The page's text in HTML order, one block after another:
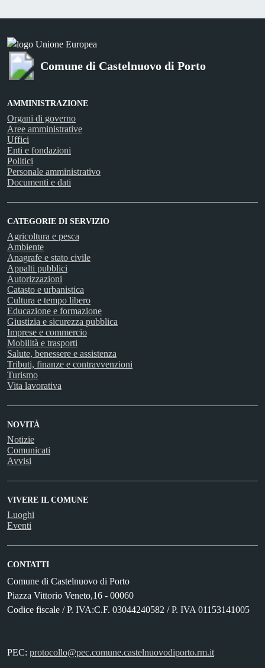
Comune di Castelnuovo di Porto
AMMINISTRAZIONE
Organi di governo
Aree amministrative
Uffici
Enti e fondazioni
Politici
Personale amministrativo
Documenti e dati
CATEGORIE DI SERVIZIO
Agricoltura e pesca
Ambiente
Anagrafe e stato civile
Appalti pubblici
Autorizzazioni
Catasto e urbanistica
Cultura e tempo libero
Educazione e formazione
Giustizia e sicurezza pubblica
Imprese e commercio
Mobilità e trasporti
Salute, benessere e assistenza
Tributi, finanze e contravvenzioni
Turismo
Vita lavorativa
NOVITÀ
Notizie
Comunicati
Avvisi
VIVERE IL COMUNE
Luoghi
Eventi
CONTATTI
Comune di Castelnuovo di Porto
Piazza Vittorio Veneto,16 - 00060
Codice fiscale / P. IVA:C.F. 03044240582 / P. IVA 01153141005
PEC: protocollo@pec.comune.castelnuovodiporto.rm.it